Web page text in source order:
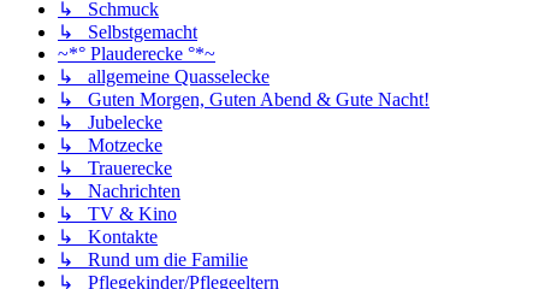
↳ Schmuck
↳ Selbstgemacht
~*° Plauderecke °*~
↳ allgemeine Quasselecke
↳ Guten Morgen, Guten Abend & Gute Nacht!
↳ Jubelecke
↳ Motzecke
↳ Trauerecke
↳ Nachrichten
↳ TV & Kino
↳ Kontakte
↳ Rund um die Familie
↳ Pflegekinder/Pflegeeltern